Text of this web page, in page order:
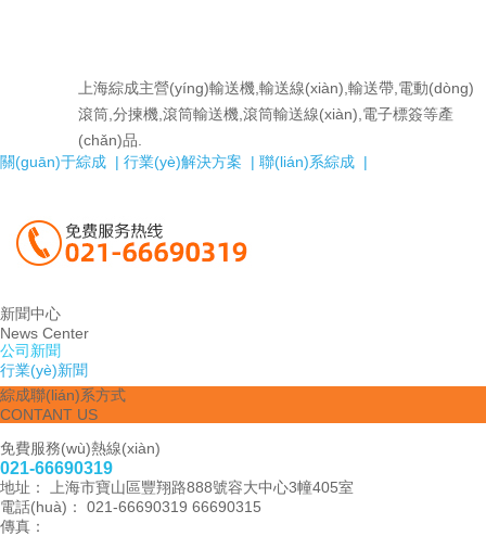
上海綜成主營(yíng)輸送機,輸送線(xiàn),輸送帶,電動(dòng)
滾筒,分揀機,滾筒輸送機,滾筒輸送線(xiàn),電子標簽等產
(chǎn)品.
關(guān)于綜成 | 行業(yè)解決方案 | 聯(lián)系綜成 |
新聞中心
News Center
公司新聞
行業(yè)新聞
綜成聯(lián)系方式
CONTANT US
免費服務(wù)熱線(xiàn)
021-66690319
地址： 上海市寶山區豐翔路888號容大中心3幢405室
電話(huà)： 021-66690319 66690315
傳真：